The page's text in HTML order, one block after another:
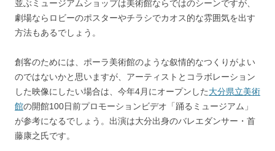
並ぶミュージアムショップは美術館ならではのシーンですが、
劇場ならロビーのポスターやチラシでカオス的な雰囲気を出す
方法もあるでしょう。
創客のためには、ポーラ美術館のような叙情的なつくりがよい
のではないかと思いますが、アーティストとコラボレーション
した映像にしたい場合は、今年4月にオープンした大分県立美術
館の開館100日前プロモーションビデオ「踊るミュージアム」
が参考になるでしょう。出演は大分出身のバレエダンサー・首
藤康之氏です。